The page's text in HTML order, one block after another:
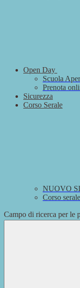
Open Day
Scuola
Prenota
Sicurezza
Corso Serale
NUOVO
Corso serale
Campo di ricerca per le